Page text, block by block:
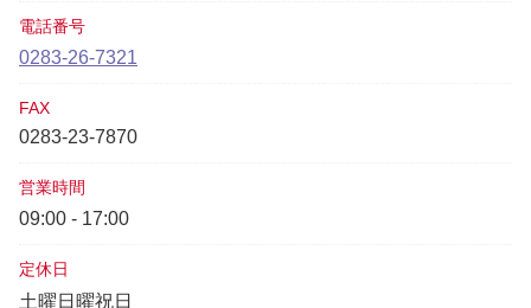
電話番号
0283-26-7321
FAX
0283-23-7870
営業時間
09:00 - 17:00
定休日
土曜日曜祝日